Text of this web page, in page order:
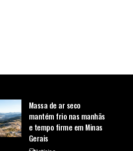
Massa de ar seco
mantém frio nas manhãs
e tempo firme em Minas
Gerais